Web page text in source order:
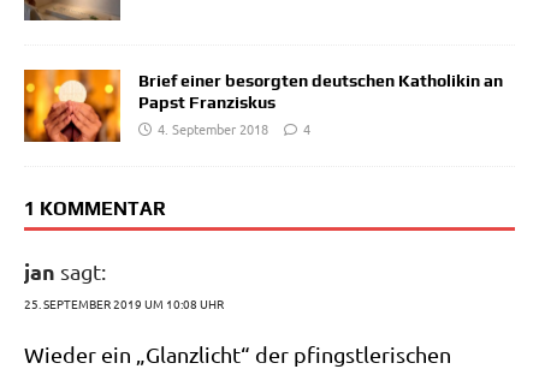
Brief einer besorgten deutschen Katholikin an
Papst Franziskus
4. September 2018
4
1 KOMMENTAR
jan sagt:
25. SEPTEMBER 2019 UM 10:08 UHR
Wie­der ein „Glanz­licht“ der pfingst­le­ri­schen